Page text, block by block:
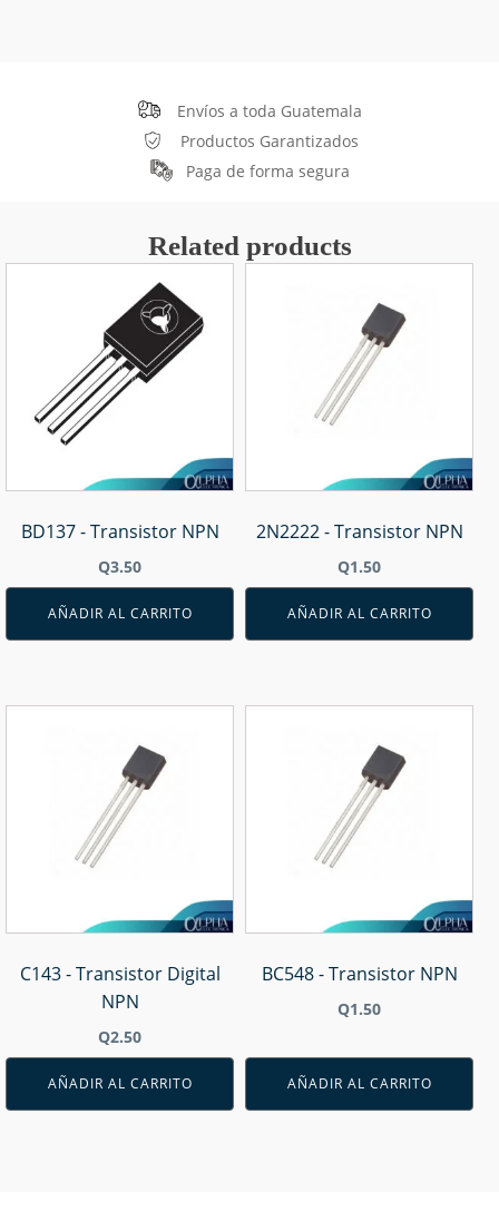
Envíos a toda Guatemala
Productos Garantizados
Paga de forma segura
Related products
BD137 - Transistor NPN
Q3.50
AÑADIR AL CARRITO
2N2222 - Transistor NPN
Q1.50
AÑADIR AL CARRITO
C143 - Transistor Digital
NPN
Q2.50
AÑADIR AL CARRITO
BC548 - Transistor NPN
Q1.50
AÑADIR AL CARRITO